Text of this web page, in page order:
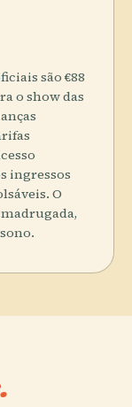
são €88
o show das
ingressos
O